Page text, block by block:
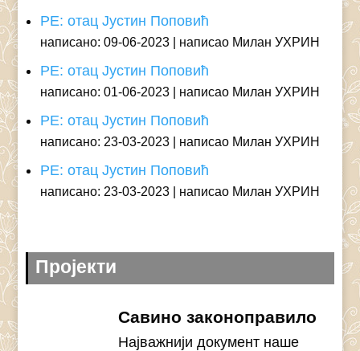
РЕ: отац Јустин Поповић
написано: 09-06-2023 написао Милан УХРИН
РЕ: отац Јустин Поповић
написано: 01-06-2023 написао Милан УХРИН
РЕ: отац Јустин Поповић
написано: 23-03-2023 написао Милан УХРИН
РЕ: отац Јустин Поповић
написано: 23-03-2023 написао Милан УХРИН
Пројекти
Савино законоправило
Најважнији документ наше